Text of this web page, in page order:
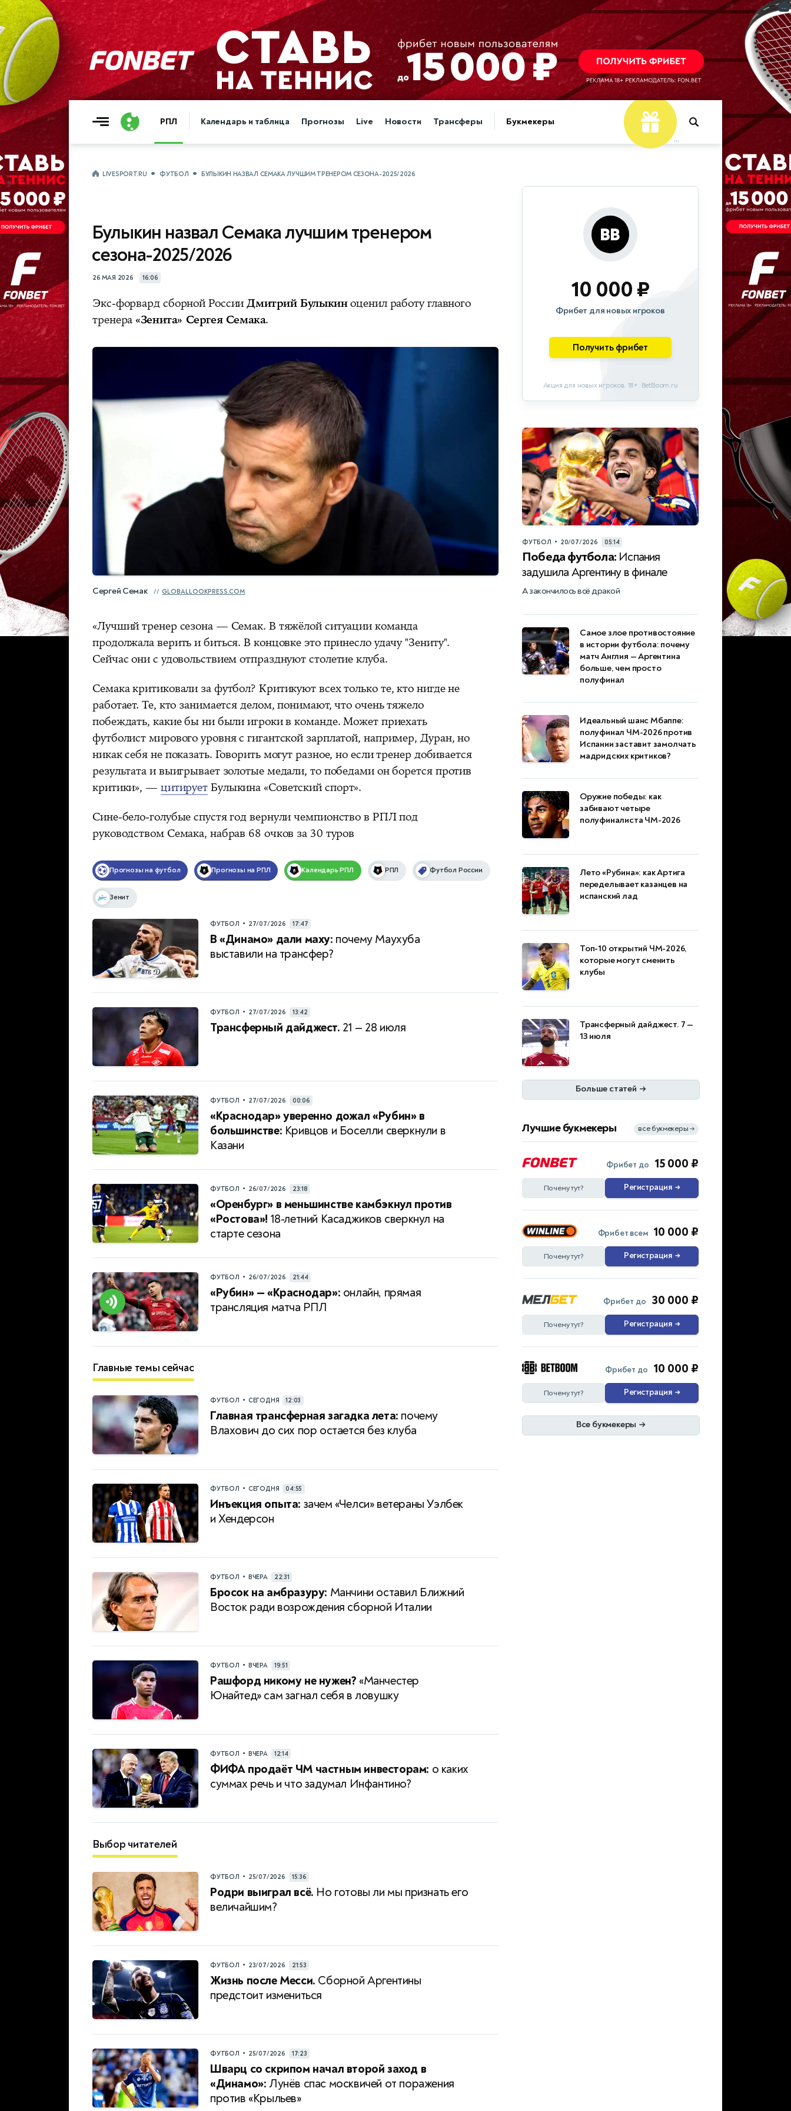
РПЛ Календарь и таблица Прогнозы Live Новости Трансферы Букмекеры
...
LIVESPORT.RU ФУТБОЛ БУЛЫКИН НАЗВАЛ СЕМАКА ЛУЧШИМ ТРЕНЕРОМ СЕЗОНА-2025/2026
Булыкин назвал Семака лучшим тренером
сезона-2025/2026
26 МАЯ 2026 16:06
Экс-форвард сборной РоссииДмитрий Булыкиноценил работу главного
тренера«Зенита» Сергея Семака.
Сергей Семак GLOBALLOOKPRESS.COM
«Лучший тренер сезона — Семак. В тяжёлой ситуации команда
продолжала верить и биться. В концовке это принесло удачу "Зениту".
Сейчас они с удовольствием отпразднуют столетие клуба.
Семака критиковали за футбол? Критикуют всех только те, кто нигде не
работает. Те, кто занимается делом, понимают, что очень тяжело
побеждать, какие бы ни были игроки в команде. Может приехать
футболист мирового уровня с гигантской зарплатой, например, Дуран, но
никак себя не показать. Говорить могут разное, но если тренер добивается
результата и выигрывает золотые медали, то победами он борется против
критики», — цитируетБулыкина «Советский спорт».
Сине-бело-голубые спустя год вернули чемпионство в РПЛ под
руководством Семака, набрав 68 очков за 30 туров
Прогнозы на футбол Прогнозы на РПЛ Календарь РПЛ РПЛ Футбол России
Зенит
ФУТБОЛ • 27/07/2026 17:47
В «Динамо» дали маху: почему Маухуба
выставили на трансфер?
ФУТБОЛ • 27/07/2026 13:42
Трансферный дайджест. 21 — 28 июля
ФУТБОЛ • 27/07/2026 00:06
«Краснодар» уверенно дожал «Рубин» в
большинстве: Кривцов и Боселли сверкнули в
Казани
ФУТБОЛ • 26/07/2026 23:18
«Оренбург» в меньшинстве камбэкнул против
«Ростова»! 18-летний Касаджиков сверкнул на
старте сезона
ФУТБОЛ • 26/07/2026 21:44
«Рубин» — «Краснодар»: онлайн, прямая
трансляция матча РПЛ
Главные темы сейчас
ФУТБОЛ • СЕГОДНЯ 12:03
Главная трансферная загадка лета: почему
Влахович до сих пор остается без клуба
ФУТБОЛ • СЕГОДНЯ 04:55
Инъекция опыта: зачем «Челси» ветераны Уэлбек
и Хендерсон
ФУТБОЛ • ВЧЕРА 22:31
Бросок на амбразуру: Манчини оставил Ближний
Восток ради возрождения сборной Италии
ФУТБОЛ • ВЧЕРА 19:51
Рашфорд никому не нужен? «Манчестер
Юнайтед» сам загнал себя в ловушку
ФУТБОЛ • ВЧЕРА 12:14
ФИФА продаёт ЧМ частным инвесторам: о каких
суммах речь и что задумал Инфантино?
Выбор читателей
ФУТБОЛ • 25/07/2026 15:36
Родри выиграл всё. Но готовы ли мы признать его
величайшим?
ФУТБОЛ • 23/07/2026 21:53
Жизнь после Месси. Сборной Аргентины
предстоит измениться
ФУТБОЛ • 25/07/2026 17:23
Шварц со скрипом начал второй заход в
«Динамо»: Лунёв спас москвичей от поражения
против «Крыльев»
10 000 ₽
Фрибет для новых игроков
Получить фрибет
Акция для новых игроков. 18+. BetBoom.ru
ФУТБОЛ • 20/07/2026 05:14
Победа футбола: Испания
задушила Аргентину в финале
А закончилось всё дракой
Самое злое противостояние
в истории футбола: почему
матч Англия — Аргентина
больше, чем просто
полуфинал
Идеальный шанс Мбаппе:
полуфинал ЧМ-2026 против
Испании заставит замолчать
мадридских критиков?
Оружие победы: как
забивают четыре
полуфиналиста ЧМ-2026
Лето «Рубина»: как Артига
переделывает казанцев на
испанский лад
Топ-10 открытий ЧМ-2026,
которые могут сменить
клубы
Трансферный дайджест. 7 —
13 июля
Больше статей →
Лучшие букмекеры все букмекеры →
Фрибет до 15 000 ₽
Почему тут? Регистрация →
Фрибет всем 10 000 ₽
Почему тут? Регистрация →
Фрибет до 30 000 ₽
Почему тут? Регистрация →
Фрибет до 10 000 ₽
Почему тут? Регистрация →
Все букмекеры →
...